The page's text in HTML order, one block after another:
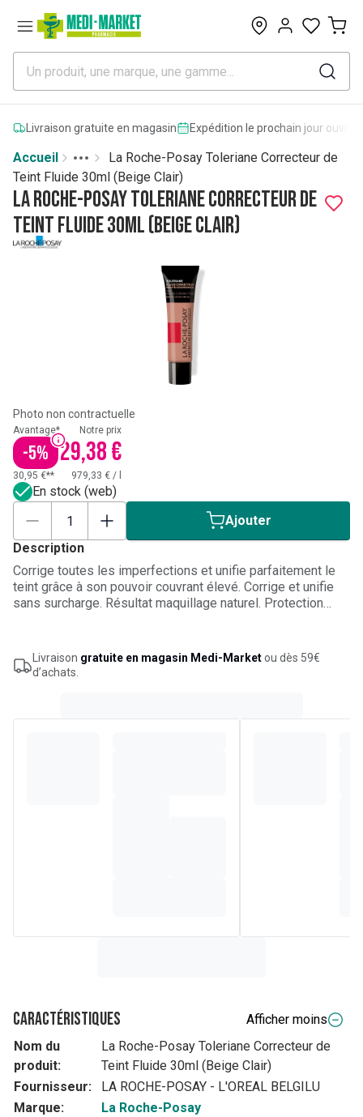
0
Livraison gratuite en magasin Expédition le prochain jour
Accueil
More
Toggle menu
La Roche-Posay Toleriane Correcteur de
Teint Fluide 30ml (Beige Clair)
La Roche-Posay Toleriane Correcteur de
Teint Fluide 30ml (Beige Clair)
Photo non contractuelle
Avantage*
-5%
Notre prix
29,38 €
30,95 €** 979,33 € /
En stock (web)
Ajouter
Description
Corrige toutes les imperfections et unifie parfaitement le
teint grâce à son pouvoir couvrant élevé. Corrige et unifie
sans surcharge. Résultat maquillage naturel. Protection
Livraison gratuite en magasin Medi-Marketou dès 59€
d’achats.
Caractéristiques
Afficher moins
Nom du
produit:
La Roche-Posay Toleriane Correcteur de
Teint Fluide 30ml (Beige Clair)
Fournisseur:
LA ROCHE-POSAY - L'OREAL BELGILU
Marque:
La Roche-Posay